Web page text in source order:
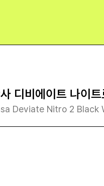
디비에이트 나이
Deviate Nitro 2 Black